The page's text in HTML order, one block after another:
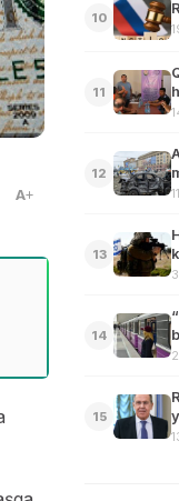
A
10
11
12
13
14
15